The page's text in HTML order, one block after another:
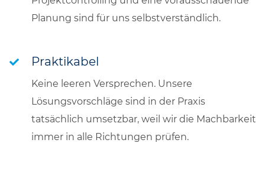
Planung sind für uns selbstverständlich.
Praktikabel
Keine leeren Versprechen. Unsere
Lösungsvorschläge sind in der Praxis
tatsächlich umsetzbar, weil wir die Machbarkeit
immer in alle Richtungen prüfen.